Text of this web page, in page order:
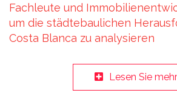
Fachleute und
um die städtebaulichen
Costa Blanca zu analysieren
Lesen Sie mehr